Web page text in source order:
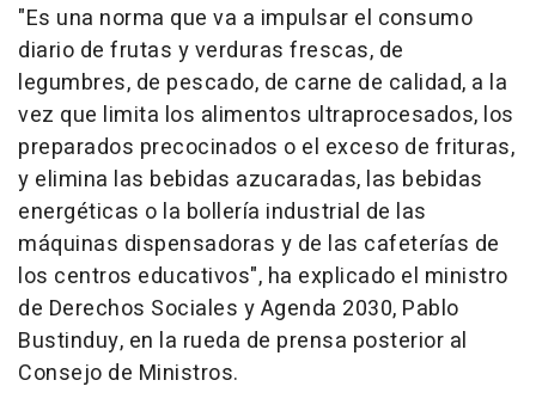
"Es una norma que va a impulsar el consumo
diario de frutas y verduras frescas, de
legumbres, de pescado, de carne de calidad, a la
vez que limita los alimentos ultraprocesados, los
preparados precocinados o el exceso de frituras,
y elimina las bebidas azucaradas, las bebidas
energéticas o la bollería industrial de las
máquinas dispensadoras y de las cafeterías de
los centros educativos", ha explicado el ministro
de Derechos Sociales y Agenda 2030, Pablo
Bustinduy, en la rueda de prensa posterior al
Consejo de Ministros.